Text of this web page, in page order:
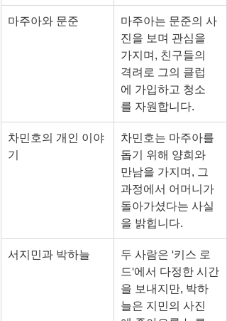
마주아와 문준
마주아는 문준의 사
진을 보며 관심을
가지며, 친구들의
격려로 그의 클럽
에 가입하고 청소
를 자원합니다.
차민호의 개인 이야
기
차민호는 마주아를
돕기 위해 양희와
만남을 가지며, 그
과정에서 어머니가
돌아가셨다는 사실
을 밝힙니다.
서지민과 박하늘
두 사람은 '키스 로
드'에서 다정한 시간
을 보내지만, 박하
늘은 지민의 사진